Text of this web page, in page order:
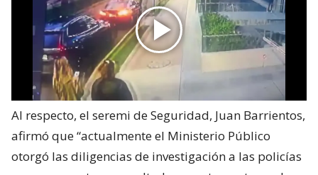
Al respecto, el seremi de Seguridad, Juan Barrientos,
afirmó que “actualmente el Ministerio Público
otorgó las diligencias de investigación a las policías